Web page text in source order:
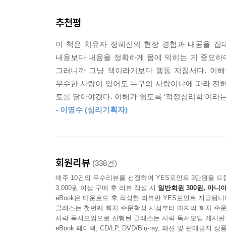
하면서도 여전히 마음은 불안하고 외로울 수 있
항상 옳다. ‘나’라는 존재의 핵심이 위치한 곳은
필요한 상황인지 아닌지도 감정에 따라야 마땅하다.
---「2-5 사라져가는 ‘나’를 소생시키는 심리적
공감에 대한 통념이 있다. 공감은 타고나는 것이
감력 넘치는 사람이고 그렇지 않다면 공감력이
을 알아야 제대로 된 공감이다.
속마음으로 찾아 들어가다 보면 캄캄한 곳에서
다가 그의 깊은 속마음 이야기로 들어가려면 그
은 세월이 필요하겠는가. 그러나 벽 어딘가에 있
2장에서는 우울증 등 진단이 남발되고 일상이 외
정확성을 높이는 경계 짓기를 제안한다. 5장에서
6장에서는 존재를 살리는 ‘한 사람’이 되기 위하
인간다운 삶을 위해 배워야 할 공감과 경계의 기술
사랑받고 인정받길 원하는 마음은 사람의 ‘본
착각과 통념을 깨며, 정확하게 도움 되는 공감이
특히 저자는 공감의 과정에서 대상의 마음에 앞
것 사이의 건강한 경계를 세우고, 공감을 방해
강조한다. 결국 진정한 공감은 타고나는 것이 아
추천평
이 책은 치유자 정혜신의 현장 경험과 내공을 집
내용보다 내용을 정확하게 몸에 익히는 게 중요
그러니까 그냥 책이라기보다 행동 지침서다. 이
무수한 사랑이 있어도 누구의 사랑이냐에 따라 전
토를 달아야겠다. 이해가 쉽도록 ‘적정심리학’이라
- 이명수 (심리기획자)
회원리뷰 (338건)
매주 10건의 우수리뷰를 선정하여 YES포인트 3만원을 드
3,000원 이상 구매 후 리뷰 작성 시 일반회원 300원, 마니
eBook은 다운로드 후 작성한 리뷰만 YES포인트 지급됩니
클래스는 첫번째 회차 주문확정 시점부터 마지막 회차 주
사락 독서모임으로 진행된 클래스는 사락 독서모임 게시
eBook 페이백, CD/LP, DVD/Blu-ray, 패션 및 판매금지 상